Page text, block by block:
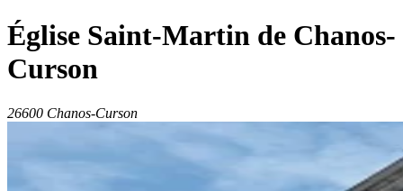
Église Saint-Martin de Chanos-
Curson
26600 Chanos-Curson